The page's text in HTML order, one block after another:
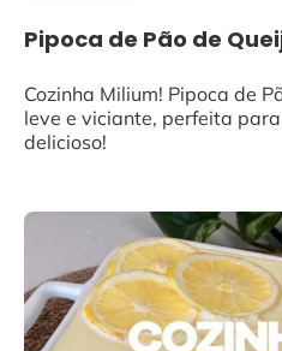
Pipoca de Pão de
Cozinha Milium! Pipoca de
leve e viciante, perfeita
delicioso!